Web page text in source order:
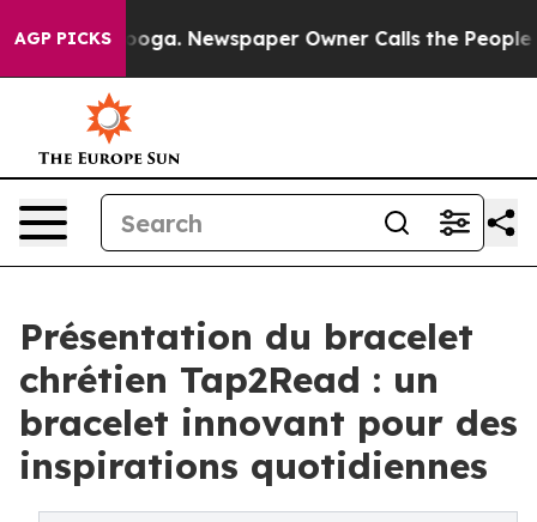
AGP PICKS Newspaper Owner Calls the People
Présentation du bracelet
chrétien Tap2Read : un
bracelet innovant pour des
inspirations quotidiennes